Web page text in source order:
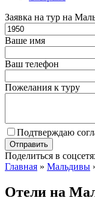
Заявка на тур на
Ваше имя
Ваш телефон
Пожелания к туру
Подтверждаю
Поделиться в
Главная » Мальдивы
Отели на